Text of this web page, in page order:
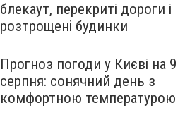
блекаут, перекриті дороги і
розтрощені будинки
Прогноз погоди у Києві на 9
серпня: сонячний день з
комфортною температурою